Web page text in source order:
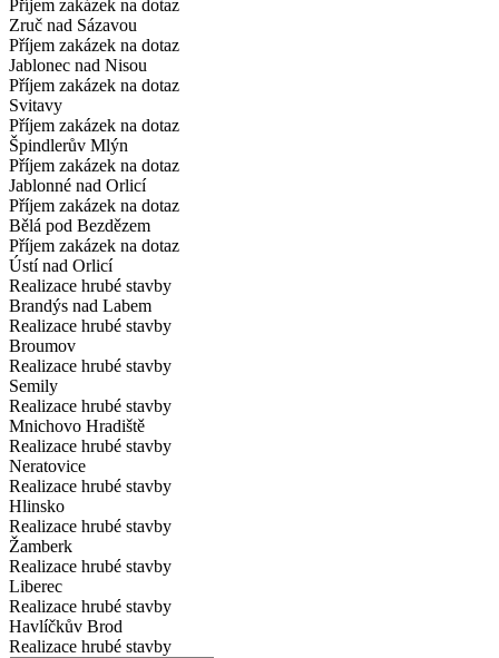
Příjem zakázek na dotaz
Zruč nad Sázavou
Příjem zakázek na dotaz
Jablonec nad Nisou
Příjem zakázek na dotaz
Svitavy
Příjem zakázek na dotaz
Špindlerův Mlýn
Příjem zakázek na dotaz
Jablonné nad Orlicí
Příjem zakázek na dotaz
Bělá pod Bezdězem
Příjem zakázek na dotaz
Ústí nad Orlicí
Realizace hrubé stavby
Brandýs nad Labem
Realizace hrubé stavby
Broumov
Realizace hrubé stavby
Semily
Realizace hrubé stavby
Mnichovo Hradiště
Realizace hrubé stavby
Neratovice
Realizace hrubé stavby
Hlinsko
Realizace hrubé stavby
Žamberk
Realizace hrubé stavby
Liberec
Realizace hrubé stavby
Havlíčkův Brod
Realizace hrubé stavby